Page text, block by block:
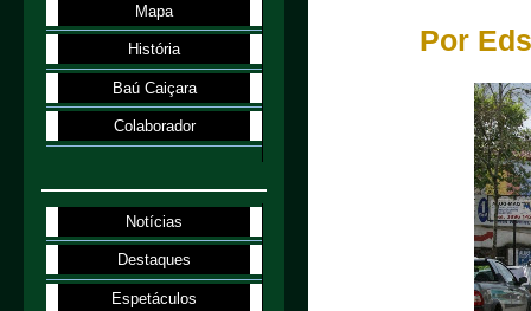
Por
Mapa
História
Baú Caiçara
Colaborador
Notícias
Destaques
Espetáculos